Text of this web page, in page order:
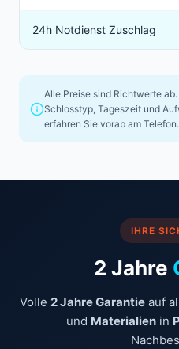
24h Notdienst Zuschlag
Alle Preise sind Richtwerte
Schlosstyp, Tageszeit und
erfahren Sie vorab am Telefon.
IHRE
2 Jahre
Volle 2 Jahre Garantieauf
und Materialienin